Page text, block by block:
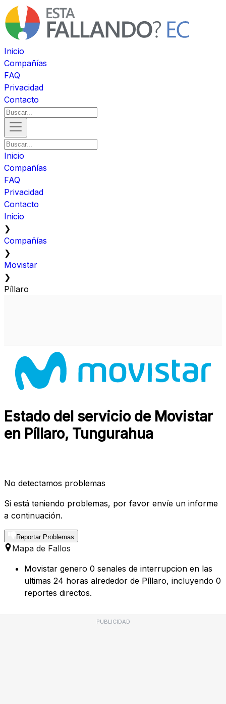
Inicio
Compañías
FAQ
Privacidad
Contacto
Inicio
Compañías
FAQ
Privacidad
Contacto
Inicio
❯
Compañías
❯
Movistar
❯
Píllaro
Estado del servicio de Movistar
en Píllaro, Tungurahua
No detectamos problemas
Si está teniendo problemas, por favor envíe un informe
a continuación.
Reportar Problemas
Mapa de Fallos
Movistar genero 0 senales de interrupcion en las
ultimas 24 horas alrededor de Píllaro, incluyendo 0
reportes directos.
PUBLICIDAD